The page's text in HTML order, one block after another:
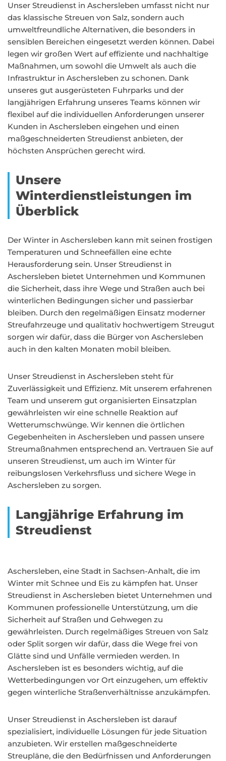
Unser Streudienst in Aschersleben umfasst nicht nur
das klassische Streuen von Salz, sondern auch
umweltfreundliche Alternativen, die besonders in
sensiblen Bereichen eingesetzt werden können. Dabei
legen wir großen Wert auf effiziente und nachhaltige
Maßnahmen, um sowohl die Umwelt als auch die
Infrastruktur in Aschersleben zu schonen. Dank
unseres gut ausgerüsteten Fuhrparks und der
langjährigen Erfahrung unseres Teams können wir
flexibel auf die individuellen Anforderungen unserer
Kunden in Aschersleben eingehen und einen
maßgeschneiderten Streudienst anbieten, der
höchsten Ansprüchen gerecht wird.
Unsere
Winterdienstleistungen im
Überblick
Der Winter in Aschersleben kann mit seinen frostigen
Temperaturen und Schneefällen eine echte
Herausforderung sein. Unser Streudienst in
Aschersleben bietet Unternehmen und Kommunen
die Sicherheit, dass ihre Wege und Straßen auch bei
winterlichen Bedingungen sicher und passierbar
bleiben. Durch den regelmäßigen Einsatz moderner
Streufahrzeuge und qualitativ hochwertigem Streugut
sorgen wir dafür, dass die Bürger von Aschersleben
auch in den kalten Monaten mobil bleiben.
Unser Streudienst in Aschersleben steht für
Zuverlässigkeit und Effizienz. Mit unserem erfahrenen
Team und unserem gut organisierten Einsatzplan
gewährleisten wir eine schnelle Reaktion auf
Wetterumschwünge. Wir kennen die örtlichen
Gegebenheiten in Aschersleben und passen unsere
Streumaßnahmen entsprechend an. Vertrauen Sie auf
unseren Streudienst, um auch im Winter für
reibungslosen Verkehrsfluss und sichere Wege in
Aschersleben zu sorgen.
Langjährige Erfahrung im
Streudienst
Aschersleben, eine Stadt in Sachsen-Anhalt, die im
Winter mit Schnee und Eis zu kämpfen hat. Unser
Streudienst in Aschersleben bietet Unternehmen und
Kommunen professionelle Unterstützung, um die
Sicherheit auf Straßen und Gehwegen zu
gewährleisten. Durch regelmäßiges Streuen von Salz
oder Split sorgen wir dafür, dass die Wege frei von
Glätte sind und Unfälle vermieden werden. In
Aschersleben ist es besonders wichtig, auf die
Wetterbedingungen vor Ort einzugehen, um effektiv
gegen winterliche Straßenverhältnisse anzukämpfen.
Unser Streudienst in Aschersleben ist darauf
spezialisiert, individuelle Lösungen für jede Situation
anzubieten. Wir erstellen maßgeschneiderte
Streupläne, die den Bedürfnissen und Anforderungen